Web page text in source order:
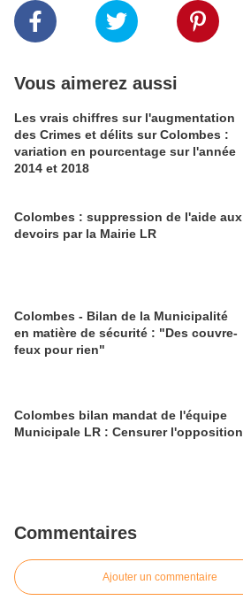
Vous aimerez aussi
Les vrais chiffres sur l'augmentation
des Crimes et délits sur Colombes :
variation en pourcentage sur l'année
2014 et 2018
Colombes : suppression de l'aide aux
devoirs par la Mairie LR
Colombes - Bilan de la Municipalité
en matière de sécurité : "Des couvre-
feux pour rien"
Colombes bilan mandat de l'équipe
Municipale LR : Censurer l'opposition
Commentaires
Ajouter un commentaire